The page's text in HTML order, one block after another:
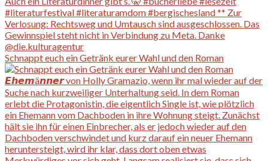
Schnappt euch ein Getränk eurer Wahl und den Roman